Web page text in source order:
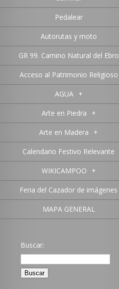
Pedalear
Autorutas y moto
GR 99. Camino Natural del Ebro
Acceso al Patrimonio Religioso
AGUA +
Arte en Piedra +
Arte en Madera +
Calendario Festivo Relevante
WIKICAMPOO +
Feria del Cazador de imágenes
MAPA GENERAL
Buscar: